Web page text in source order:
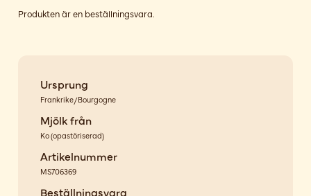
Produkten är en beställningsvara.
Ursprung
Frankrike/Bourgogne
Mjölk från
Ko(opastöriserad)
Artikelnummer
MS706369
Beställningsvara